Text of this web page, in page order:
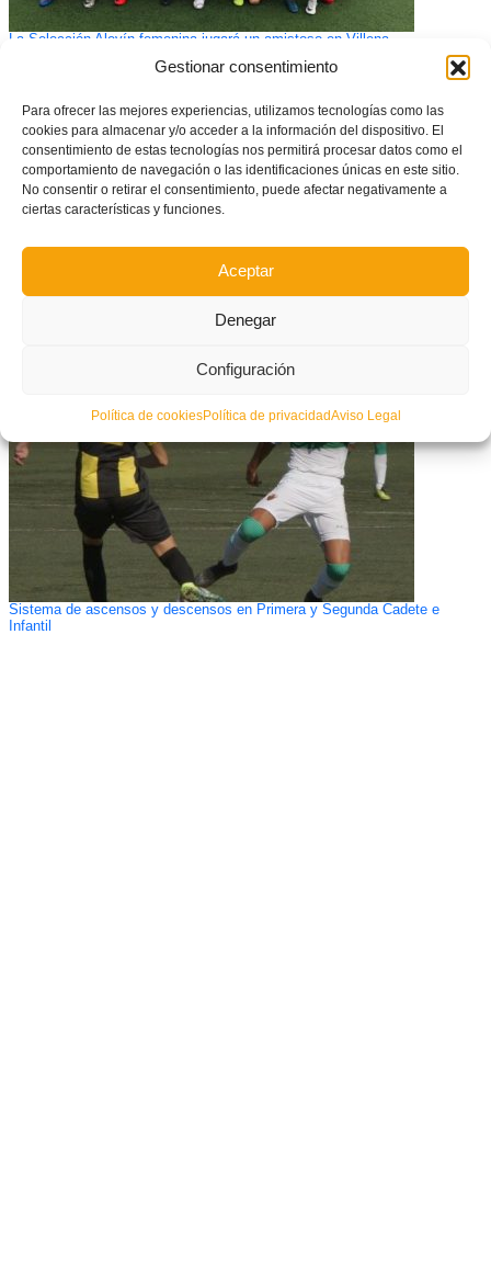
Gestionar consentimiento
Para ofrecer las mejores experiencias, utilizamos tecnologías como las
cookies para almacenar y/o acceder a la información del dispositivo. El
consentimiento de estas tecnologías nos permitirá procesar datos como el
comportamiento de navegación o las identificaciones únicas en este sitio.
No consentir o retirar el consentimiento, puede afectar negativamente a
ciertas características y funciones.
Aceptar
Denegar
Configuración
Política de cookiesPolítica de privacidadAviso Legal
La Selección Alevín femenina jugará un amistoso en Villena
La Copa RFEF 2019/20 define su Fase Territorial
Sistema de ascensos y descensos en Primera y Segunda Cadete e
Infantil